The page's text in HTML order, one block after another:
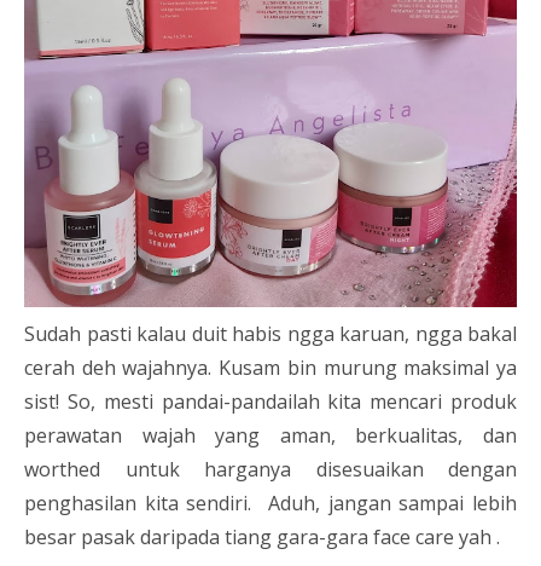
Sudah pasti kalau duit habis ngga karuan, ngga bakal
cerah deh wajahnya. Kusam bin murung maksimal ya
sist! So, mesti pandai-pandailah kita mencari produk
perawatan wajah yang aman, berkualitas, dan
worthed untuk harganya disesuaikan dengan
penghasilan kita sendiri. Aduh, jangan sampai lebih
besar pasak daripada tiang gara-gara face care yah .